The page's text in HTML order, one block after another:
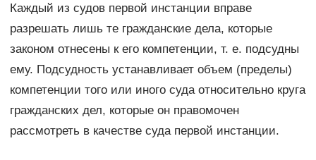
Каждый из судов первой инстанции вправе
разрешать лишь те гражданские дела, которые
законом отнесены к его компетенции, т. е. подсудны
ему. Подсудность устанавливает объем (пределы)
компетенции того или иного суда относительно круга
гражданских дел, которые он правомочен
рассмотреть в качестве суда первой инстанции.